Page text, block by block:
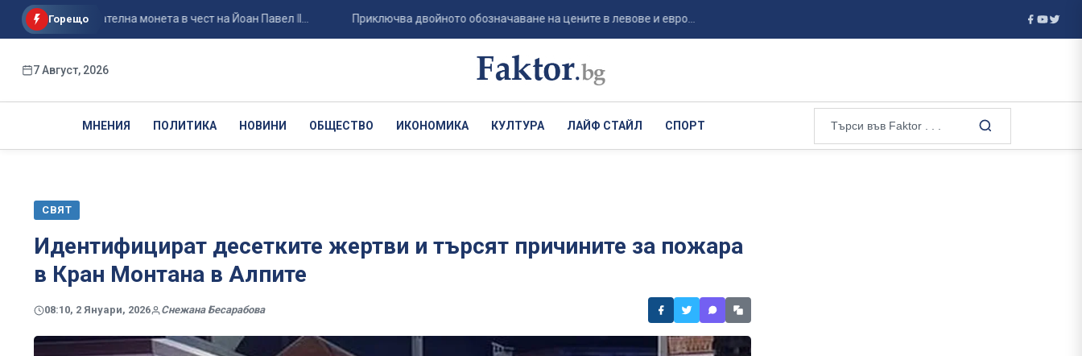
Горещо монета в чест на Йоан Павел II... Приключва двойното обозначаване на цените в левове и евро... Die Welt: Ще има вълна от фалити! Унищожаването на складовете на
7 Август, 2026
МНЕНИЯ ПОЛИТИКА НОВИНИ ОБЩЕСТВО ИКОНОМИКА КУЛТУРА ЛАЙФ СТАЙЛ СПОРТ
СВЯТ
Идентифицират десетките жертви и търсят причините за пожара
в Кран Монтана в Алпите
08:10, 2 Януари, 2026 Снежана Бесарабова